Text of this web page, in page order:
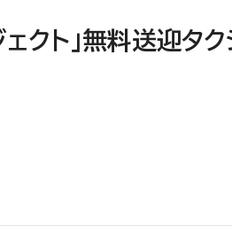
クト」無料送迎タ